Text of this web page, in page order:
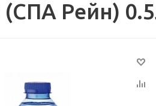
(СПА Рейн)